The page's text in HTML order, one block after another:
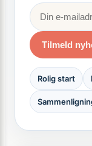
Tilmeld
Rolig start